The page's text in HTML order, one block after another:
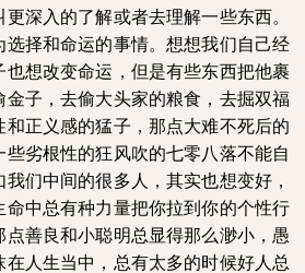
深入的了解或者去理解一些东西。
选择和命运的事情。想想我们自己经
也想改变命运，但是有些东西把他裹
金子，去偷大头家的粮食，去掘双福
和正义感的猛子，那点大难不死后的
劣根性的狂风吹的七零八落不能自
们中间的很多人，其实也想变好，
命中总有种力量把你拉到你的个性行
点善良和小聪明总显得那么渺小，愚
人生当中，总有太多的时候好人总